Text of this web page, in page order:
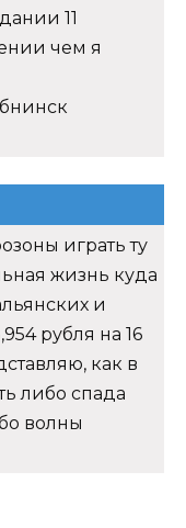
11
чем я
играть ту
жизнь куда
и
рубля на 16
как в
либо спада
волны